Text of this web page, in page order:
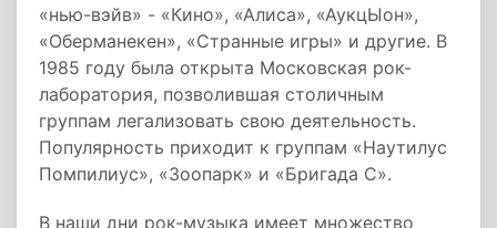
«нью-вэйв» - «Кино», «Алиса», «АукцЫон»,
«Оберманекен», «Странные игры» и другие. В
1985 году была открыта Московская рок-
лаборатория, позволившая столичным
группам легализовать свою деятельность.
Популярность приходит к группам «Наутилус
Помпилиус», «Зоопарк» и «Бригада С».
В наши дни рок-музыка имеет множество